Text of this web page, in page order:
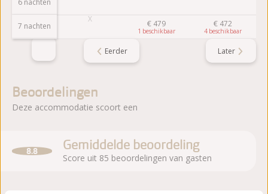
Eerder Later
7 nachten € 479
1
€ 472
4
Beoordelingen
Deze accommodatie scoort een
8.8 Gemiddelde beoordeling
Score uit 85 beoordelingen van gasten